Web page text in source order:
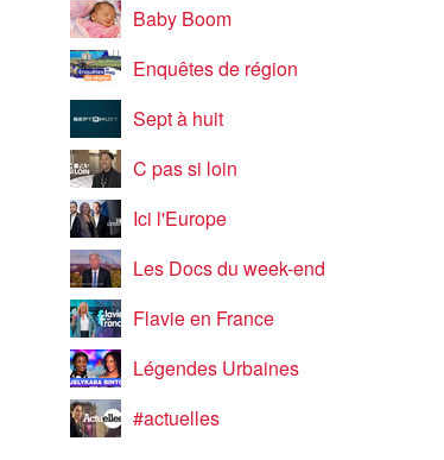
Baby Boom
Enquêtes de région
Sept à huit
C pas si loin
Ici l'Europe
Les Docs du week-end
Flavie en France
Légendes Urbaines
#actuelles